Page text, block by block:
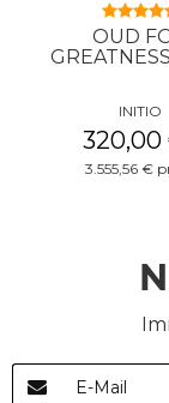
OUD
INITIO
320,00
3.555,56 €